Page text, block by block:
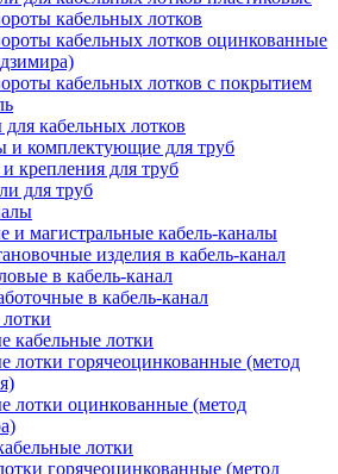
кабельных лотков
кабельных лотков оцинкованные
кабельных лотков с покрытием
кабельных лотков
и комплектующие для труб
крепления для труб
для труб
и магистральные кабель-каналы
изделия в кабель-канал
в кабель-канал
в кабель-канал
кабельные лотки
лотки горячеоцинкованные (метод
лотки оцинкованные (метод
лотки
горячеоцинкованные (метод